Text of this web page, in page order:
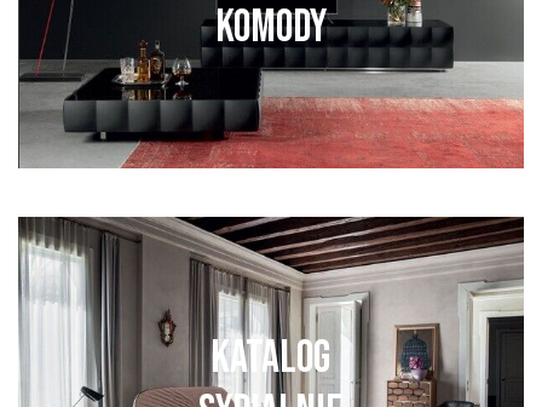
KOMODY
KATALOG
ZOBACZ WIĘCEJ